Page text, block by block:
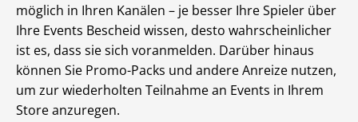
möglich in Ihren Kanälen – je besser Ihre Spieler über
Ihre Events Bescheid wissen, desto wahrscheinlicher
ist es, dass sie sich voranmelden. Darüber hinaus
können Sie Promo-Packs und andere Anreize nutzen,
um zur wiederholten Teilnahme an Events in Ihrem
Store anzuregen.